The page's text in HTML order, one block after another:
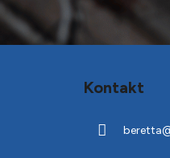
Kontakt
beretta